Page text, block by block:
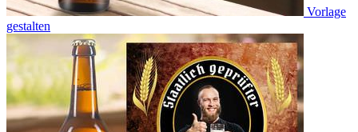
Vorlage
gestalten